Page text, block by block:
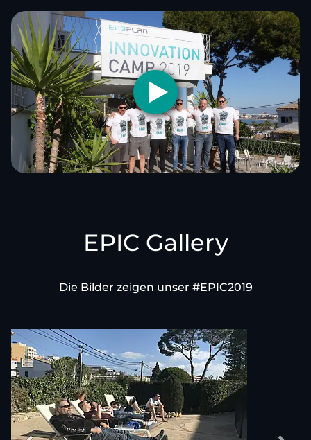
EPIC Gallery
Die Bilder zeigen unser #EPIC2019